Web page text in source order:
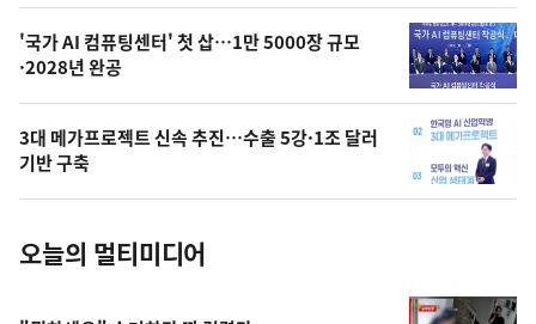
오
의
사
진
'국가 AI 컴퓨팅센터' 첫 삽…1만 5000장 규모
·2028년 완공
3대 메가프로젝트 신속 추진…수출 5강·1조 달러
기반 구축
오늘의 멀티미디어